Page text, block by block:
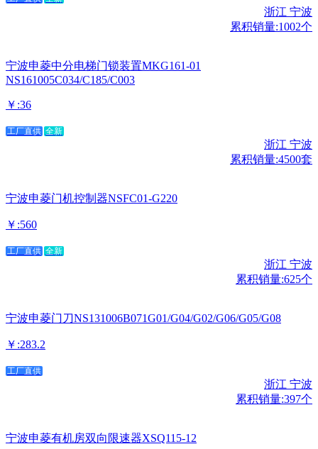
浙江 宁波
累积销量:1002个
宁波申菱中分电梯门锁装置MKG161-01
NS161005C034/C185/C003
￥:36
工厂直供 全新
浙江 宁波
累积销量:4500套
宁波申菱门机控制器NSFC01-G220
￥:560
工厂直供 全新
浙江 宁波
累积销量:625个
宁波申菱门刀NS131006B071G01/G04/G02/G06/G05/G08
￥:283.2
工厂直供
浙江 宁波
累积销量:397个
宁波申菱有机房双向限速器XSQ115-12